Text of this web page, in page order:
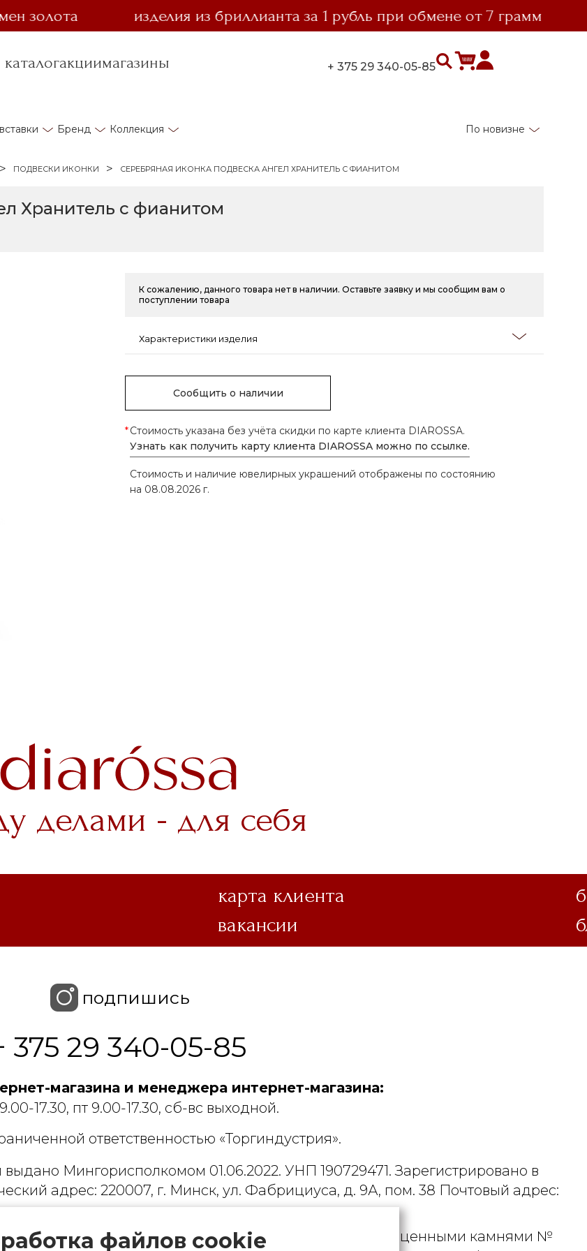
изделия из бриллианта за 1 рубль при обмене от 7 грамм
каталогакциимагазины + 375 29 340-05-85
Бренд Коллекция По новизне
ПОДВЕСКИ ИКОНКИ СЕРЕБРЯНАЯ ИКОНКА ПОДВЕСКА АНГЕЛ ХРАНИТЕЛЬ С ФИАНИТОМ
Хранитель с фианитом
К сожалению, данного товара нет в наличии. Оставьте заявку и мы сообщим вам о
поступлении товара
Характеристики изделия
Сообщить о наличии
*Стоимость указана без учёта скидки по карте клиента DIAROSSA.
Узнать как получить карту клиента DIAROSSA можно по ссылке.
Стоимость и наличие ювелирных украшений отображены по состоянию
на 08.08.2026 г.
делами - для себя
карта клиента
вакансии
подпишись
375 29 340-05-85
магазина и менеджера интернет-магазина:
17.30, пт 9.00-17.30, сб-вс выходной.
ответственностью «Торгиндустрия».
Мингорисполкомом 01.06.2022. УНП 190729471. Зарегистрировано в
адрес: 220007, г. Минск, ул. Фабрициуса, д. 9А, пом. 38 Почтовый адрес:
связанную с драгоценными металлами и драгоценными камнями №
файлов cookie